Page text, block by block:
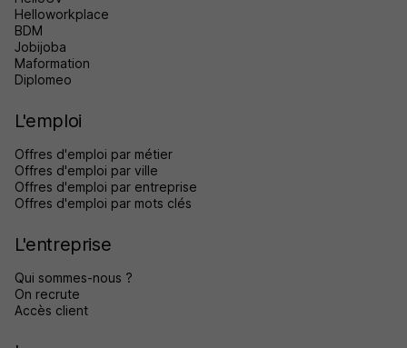
Helloworkplace
BDM
Jobijoba
Maformation
Diplomeo
L'emploi
Offres d'emploi par métier
Offres d'emploi par ville
Offres d'emploi par entreprise
Offres d'emploi par mots clés
L'entreprise
Qui sommes-nous ?
On recrute
Accès client